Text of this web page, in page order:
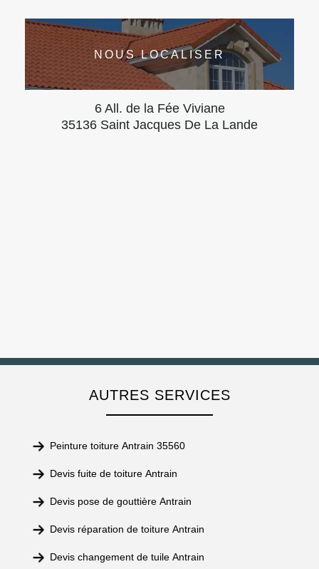
NOUS LOCALISER
6 All. de la Fée Viviane
35136 Saint Jacques De La Lande
AUTRES SERVICES
Peinture toiture Antrain 35560
Devis fuite de toiture Antrain
Devis pose de gouttière Antrain
Devis réparation de toiture Antrain
Devis changement de tuile Antrain